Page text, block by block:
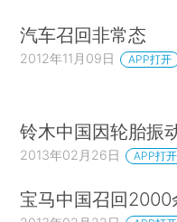
汽车召回非常态
2012年11月09日 APP打开
铃木中国因轮胎振
2013年02月26日 APP打开
宝马中国召回2000